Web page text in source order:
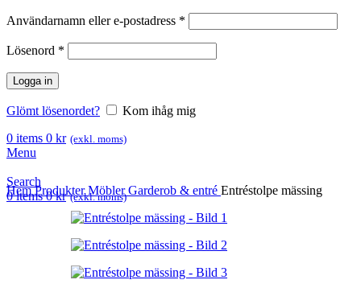
Användarnamn eller e-postadress *
Lösenord *
Logga in
Glömt lösenordet?
Kom ihåg mig
0 items 0 kr (exkl. moms)
Menu
Search
0items 0kr (exkl. moms)
HemProdukterMöblerGarderob & entré Entréstolpe mässing